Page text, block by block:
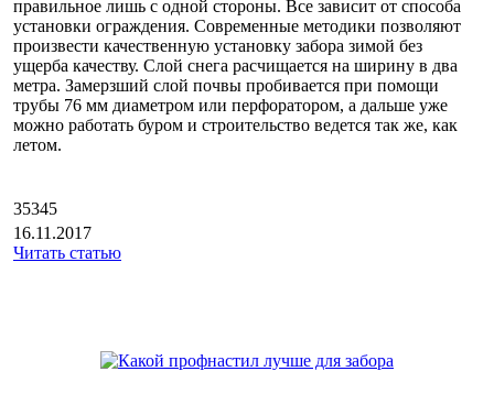
правильное лишь с одной стороны. Все зависит от способа
установки ограждения. Современные методики позволяют
произвести качественную установку забора зимой без
ущерба качеству. Слой снега расчищается на ширину в два
метра. Замерзший слой почвы пробивается при помощи
трубы 76 мм диаметром или перфоратором, а дальше уже
можно работать буром и строительство ведется так же, как
летом.
35345
16.11.2017
Читать статью